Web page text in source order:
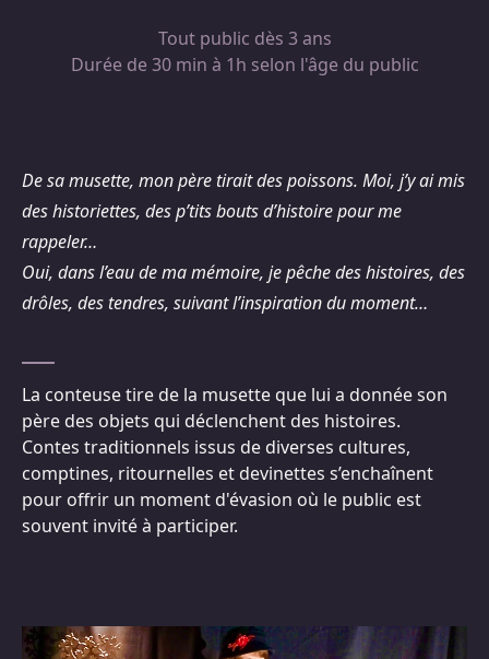
Tout public dès 3 ans
Durée de 30 min à 1h selon l'âge du public
De sa musette, mon père tirait des poissons. Moi, j’y ai mis
des historiettes, des p’tits bouts d’histoire pour me
rappeler…
Oui, dans l’eau de ma mémoire, je pêche des histoires, des
drôles, des tendres, suivant l’inspiration du moment…
La conteuse tire de la musette que lui a donnée son
père des objets qui déclenchent des histoires.
Contes traditionnels issus de diverses cultures,
comptines, ritournelles et devinettes s’enchaînent
pour offrir un moment d'évasion où le public est
souvent invité à participer.